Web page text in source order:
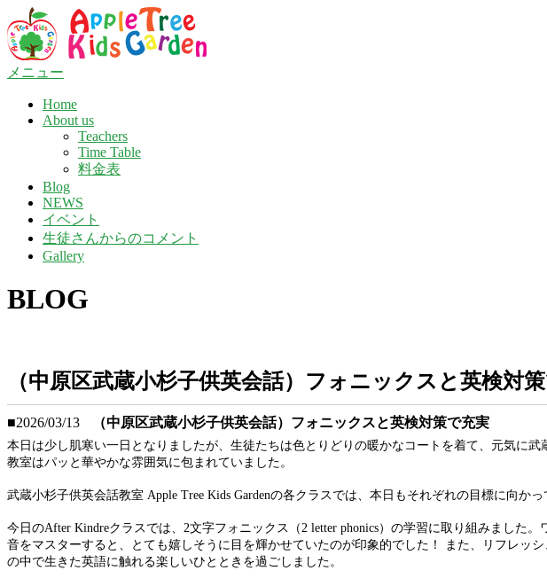
ン
テ
ン
メニュー
Home
About us
Teachers
Time Table
料金表
Blog
NEWS
イベント
生徒さんからのコメント
Gallery
BLOG
（中原区武蔵小杉子供英会話）フォニックスと英検対
■2026/03/13 （中原区武蔵小杉子供英会話）フォニックスと英検対策で充実
本日は少し肌寒い一日となりましたが、生徒たちは色とりどりの暖かなコートを着て、元気に
教室はパッと華やかな雰囲気に包まれていました。
武蔵小杉子供英会話教室 Apple Tree Kids Gardenの各クラスでは、本日もそれぞれの目標に向か
今日のAfter Kindreクラスでは、2文字フォニックス（2 letter phonics）の学習に取り組みました
音をマスターすると、とても嬉しそうに目を輝かせていたのが印象的でした！ また、リフレッ
の中で生きた英語に触れる楽しいひとときを過ごしました。